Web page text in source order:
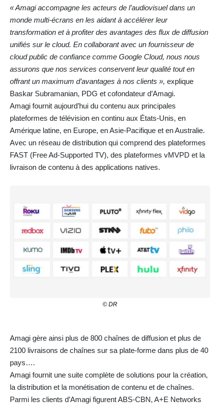
« Amagi accompagne les acteurs de l’audiovisuel dans un
monde multi-écrans en les aidant à accélérer leur
transformation et à profiter des avantages des flux de diffusion
unifiés sur le cloud. En collaborant avec un fournisseur de
cloud public de confiance comme Google Cloud, nous nous
assurons que nos services conservent leur qualité tout en
offrant un maximum d’avantages à nos clients », explique
Baskar Subramanian, PDG et cofondateur d’Amagi.
Amagi fournit aujourd’hui du contenu aux principales
plateformes de télévision en continu aux États-Unis, en
Amérique latine, en Europe, en Asie-Pacifique et en Australie.
Avec un réseau de distribution qui comprend des plateformes
FAST (Free Ad-Supported TV), des plateformes vMVPD et la
livraison de contenu à des applications natives.
© DR
Amagi gère ainsi plus de 800 chaînes de diffusion et plus de
2100 livraisons de chaînes sur sa plate-forme dans plus de 40
pays….
Amagi fournit une suite complète de solutions pour la création,
la distribution et la monétisation de contenu et de chaînes.
Parmi les clients d’Amagi figurent ABS-CBN, A+E Networks